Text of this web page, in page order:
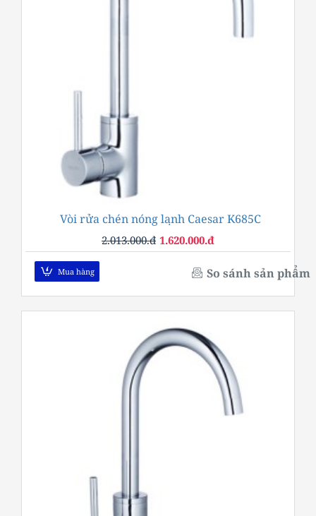
-20%
Vòi rửa chén nóng lạnh Caesar K685C
1.620.000.đ
2.013.000.đ
Mua hàng So sánh sản phẩm